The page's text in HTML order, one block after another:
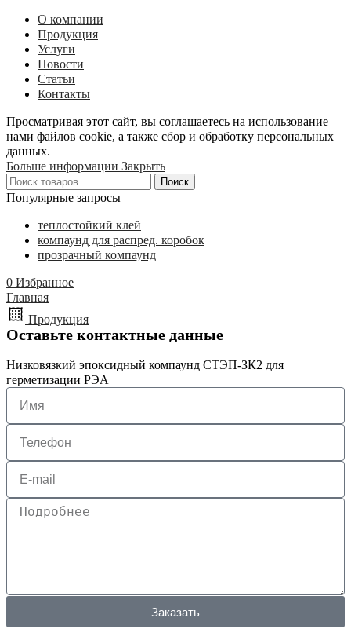
О компании
Продукция
Услуги
Новости
Статьи
Контакты
Просматривая этот сайт, вы соглашаетесь на использование
нами файлов cookie, а также сбор и обработку персональных
данных.
Больше информации Закрыть
Поиск
Популярные запросы
теплостойкий клей
компаунд для распред. коробок
прозрачный компаунд
0 Избранное
Главная
Продукция
Оставьте контактные данные
Низковязкий эпоксидный компаунд СТЭП-ЗК2 для
герметизации РЭА
Заказать